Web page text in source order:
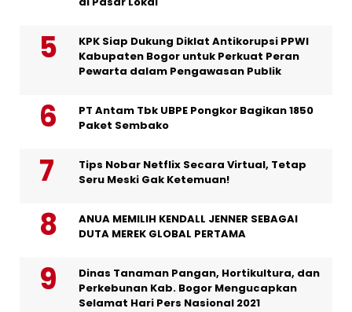
KPK Siap Dukung Diklat Antikorupsi PPWI
Kabupaten Bogor untuk Perkuat Peran
Pewarta dalam Pengawasan Publik
PT Antam Tbk UBPE Pongkor Bagikan 1850
Paket Sembako
Tips Nobar Netflix Secara Virtual, Tetap
Seru Meski Gak Ketemuan!
ANUA MEMILIH KENDALL JENNER SEBAGAI
DUTA MEREK GLOBAL PERTAMA
Dinas Tanaman Pangan, Hortikultura, dan
Perkebunan Kab. Bogor Mengucapkan
Selamat Hari Pers Nasional 2021